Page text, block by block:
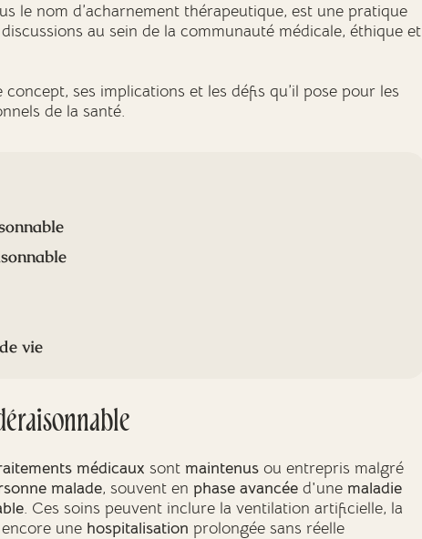
le nom d’acharnement thérapeutique, est une pratique
au sein de la communauté médicale, éthique et
ses implications et les défis qu’il pose pour les
de la santé.
vie
médicaux sont maintenus ou entrepris malgré
malade, souvent en phase avancée d'une maladie
. Ces soins peuvent inclure la ventilation artificielle, la
une hospitalisation prolongée sans réelle